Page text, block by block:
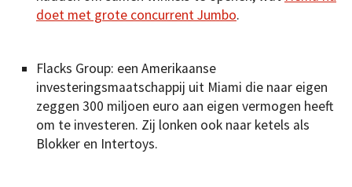
doet met grote concurrent Jumbo.
Flacks Group: een Amerikaanse
investeringsmaatschappij uit Miami die naar eigen
zeggen 300 miljoen euro aan eigen vermogen heeft
om te investeren. Zij lonken ook naar ketels als
Blokker en Intertoys.